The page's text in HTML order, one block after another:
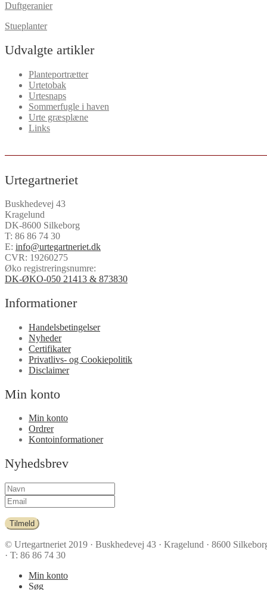
Duftgeranier
Stueplanter
Udvalgte artikler
Planteportrætter
Urtetobak
Urtesnaps
Sommerfugle i haven
Urte græsplæne
Links
Urtegartneriet
Buskhedevej 43
Kragelund
DK-8600 Silkeborg
T: 86 86 74 30
E: info@urtegartneriet.dk
CVR: 19260275
Øko registreringsnumre:
DK-ØKO-050 21413 & 873830
Informationer
Handelsbetingelser
Nyheder
Certifikater
Privatlivs- og Cookiepolitik
Disclaimer
Min konto
Min konto
Ordrer
Kontoinformationer
Nyhedsbrev
Tilmeld
© Urtegartneriet 2019 · Buskhedevej 43 · Kragelund · 8600
· T: 86 86 74 30
Min konto
Søg